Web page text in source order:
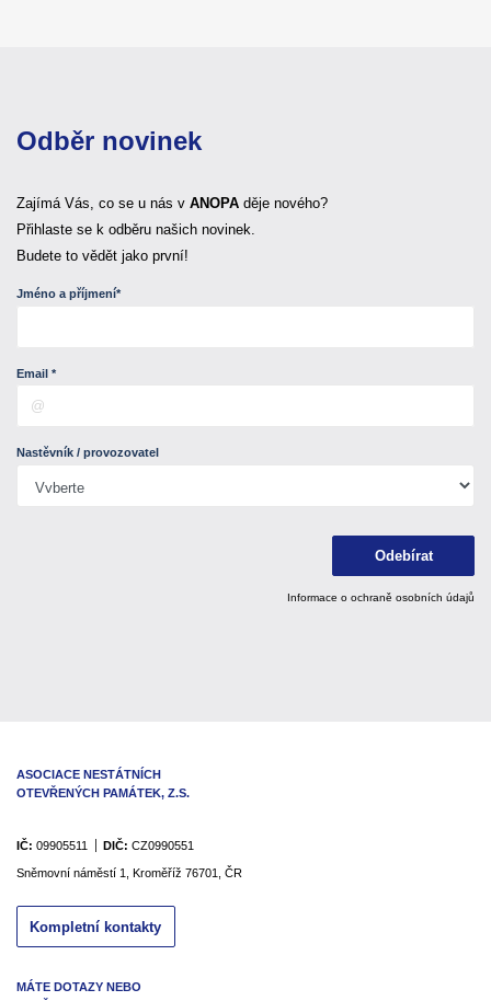
Odběr novinek
Zajímá Vás, co se u nás v ANOPA děje nového?
Přihlaste se k odběru našich novinek.
Budete to vědět jako první!
Jméno a příjmení*
Email *
Nastěvník / provozovatel
Odebírat
Informace o ochraně osobních údajů
ASOCIACE NESTÁTNÍCH
OTEVŘENÝCH PAMÁTEK, Z.S.
IČ: 09905511 DIČ: CZ0990551
Sněmovní náměstí 1, Kroměříž 76701, ČR
Kompletní kontakty
MÁTE DOTAZY NEBO